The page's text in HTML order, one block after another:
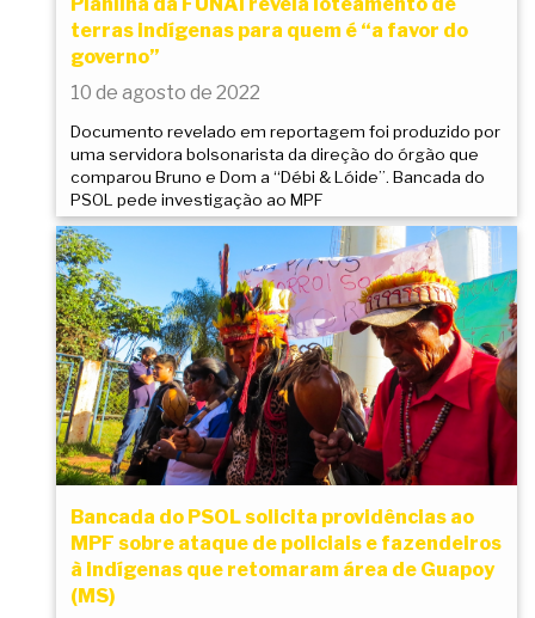
terras indígenas para quem é “a favor do
governo”
10 de agosto de 2022
Documento revelado em reportagem foi produzido por
uma servidora bolsonarista da direção do órgão que
comparou Bruno e Dom a “Débi & Lóide”. Bancada do
PSOL pede investigação ao MPF
Bancada do PSOL solicita providências ao
MPF sobre ataque de policiais e fazendeiros
à indígenas que retomaram área de Guapoy
(MS)